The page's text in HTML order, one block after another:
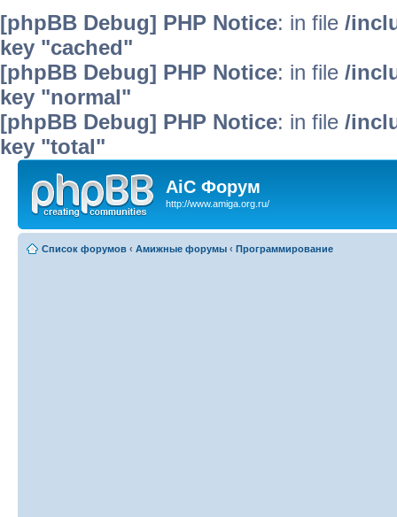
[phpBB Debug] PHP Notice: in file /
key "cached"
[phpBB Debug] PHP Notice: in file /
key "normal"
[phpBB Debug] PHP Notice: in file /
key "total"
AiC Форум
http://www.amiga.org.ru/
Список форумов ‹ Амижные форумы ‹ Программирование